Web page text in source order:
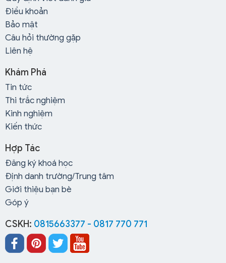
Điều khoản
Bảo mật
Câu hỏi thường gặp
Liên hệ
Khám Phá
Tin tức
Thi trắc nghiệm
Kinh nghiệm
Kiến thức
Hợp Tác
Đăng ký khoá học
Định danh trường/Trung tâm
Giới thiệu bạn bè
Góp ý
CSKH: 0815663377 - 0817 770 771